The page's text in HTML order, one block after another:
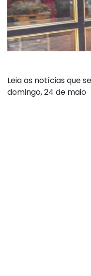
Leia as notícias que
domingo, 24 de maio